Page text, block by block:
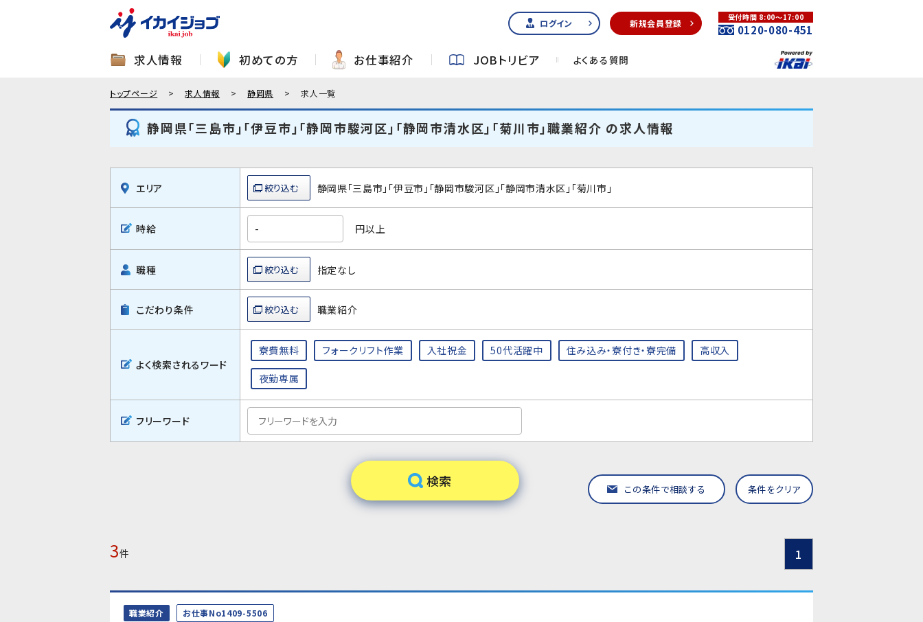
ログイン 新規会員登録
受付時間 8:00～17:00
0120-080-451
求人情報 初めての方 お仕事紹介 JOBトリビア よくある質問
トップページ 求人情報 静岡県 求人一覧
静岡県「三島市」「伊豆市」「静岡市駿河区」「静岡市清水区」「菊川市」職業紹介 の求人情報
エリア 静岡県「三島市」「伊豆市」「静岡市駿河区」「静岡市清水区」「菊川市」
時給 円以上
職種 指定なし
こだわり条件 職業紹介
よく検索されるワード
寮費無料 フォークリフト作業 入社祝金 50代活躍中 住み込み・寮付き・寮完備 高収入
夜勤専属
フリーワード
この条件で相談する 条件をクリア
3件 1
職業紹介 お仕事No1409-5506